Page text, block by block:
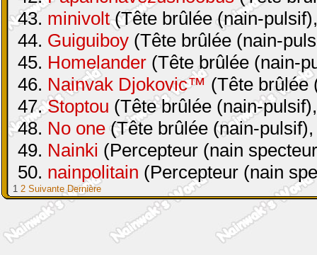
43. minivolt(Tête brûlée (nain-
44. Guiguiboy (Tête brûlée (nain-
45. Homelander (Tête brûlée (nain-
46. Nainvak Djokovic™(Tête brûlée
47.Stoptou (Tête brûlée (nain-
48. No one (Tête brûlée (nain-
49. Nainki (Percepteur (nain
50. nainpolitain (Percepteur (nain
1 2 Suivante Dernière